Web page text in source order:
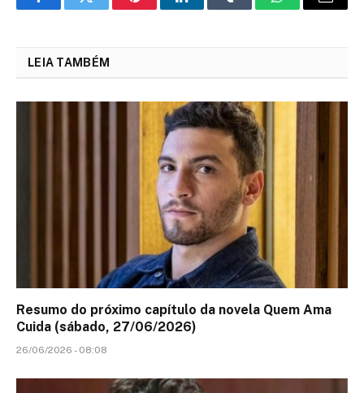
FacebookTwitter PinterestLinkedInTumblr WhatsAppEmail
LEIA TAMBÉM
Resumo do próximo capítulo da novela Quem Ama
Cuida (sábado, 27/06/2026)
26/06/2026 - 08:08